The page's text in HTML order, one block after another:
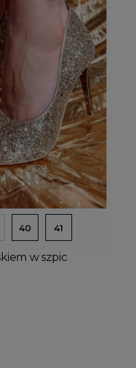
40 41
w szpic